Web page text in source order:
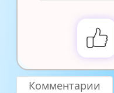
Комментарии